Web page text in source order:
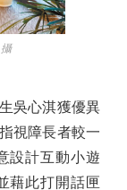
吳心淇獲優異
視障長者較一
設計互動小遊
藉此打開話匣